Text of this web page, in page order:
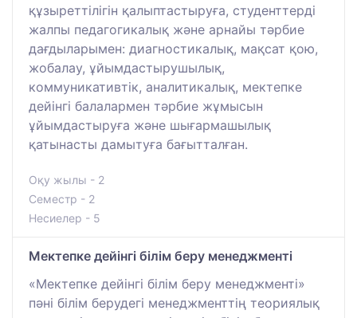
құзыреттілігін қалыптастыруға, студенттерді
жалпы педагогикалық және арнайы тәрбие
дағдыларымен: диагностикалық, мақсат қою,
жобалау, ұйымдастырушылық,
коммуникативтік, аналитикалық, мектепке
дейінгі балалармен тәрбие жұмысын
ұйымдастыруға және шығармашылық
қатынасты дамытуға бағытталған.
Оқу жылы - 2
Семестр - 2
Несиелер - 5
Мектепке дейінгі білім беру менеджменті
«Мектепке дейінгі білім беру менеджменті»
пәні білім берудегі менеджменттің теориялық